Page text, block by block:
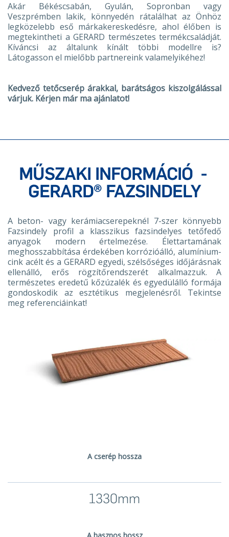
Akár Békéscsabán, Gyulán, Sopronban vagy
Veszprémben lakik, könnyedén rátalálhat az Önhöz
legközelebb eső márkakereskedésre, ahol élőben is
megtekintheti a GERARD természetes termékcsaládját.
Kíváncsi az általunk kínált többi modellre is?
Látogasson el mielőbb partnereink valamelyikéhez!
Kedvező tetőcserép árakkal, barátságos kiszolgálással
várjuk. Kérjen már ma ajánlatot!
MŰSZAKI INFORMÁCIÓ -
GERARD® FAZSINDELY
A beton- vagy kerámiacserepeknél 7-szer könnyebb
Fazsindely profil a klasszikus fazsindelyes tetőfedő
anyagok modern értelmezése. Élettartamának
meghosszabbítása érdekében korrózióálló, alumínium-
cink acélt és a GERARD egyedi, szélsőséges időjárásnak
ellenálló, erős rögzítőrendszerét alkalmazzuk. A
természetes eredetű kőzúzalék és egyedülálló formája
gondoskodik az esztétikus megjelenésről. Tekintse
meg referenciáinkat!
A cserép hossza
1330mm